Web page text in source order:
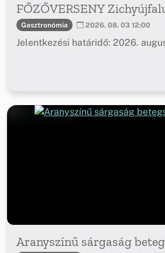
FŐZŐVERSENY
Gasztronómia 2026. 08. 03 12:00
Jelentkezési határidő: 2026.
Aranyszínű sárgaság